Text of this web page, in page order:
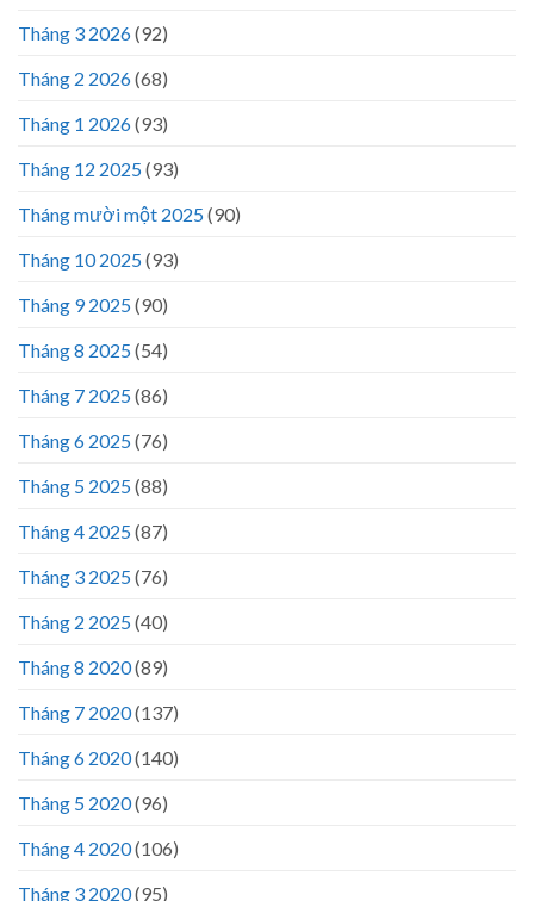
Tháng 3 2026(92)
Tháng 2 2026(68)
Tháng 1 2026(93)
Tháng 12 2025(93)
Tháng mười một 2025(90)
Tháng 10 2025(93)
Tháng 9 2025(90)
Tháng 8 2025(54)
Tháng 7 2025(86)
Tháng 6 2025(76)
Tháng 5 2025(88)
Tháng 4 2025(87)
Tháng 3 2025(76)
Tháng 2 2025(40)
Tháng 8 2020(89)
Tháng 7 2020(137)
Tháng 6 2020(140)
Tháng 5 2020(96)
Tháng 4 2020(106)
Tháng 3 2020(95)